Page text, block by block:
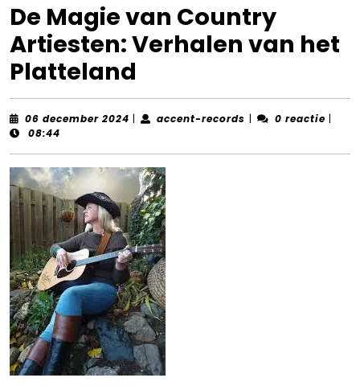
De Magie van Country
Artiesten: Verhalen van het
Platteland
06 december 2024 06
| accent-records accent-
| 0 reactie |
08:44